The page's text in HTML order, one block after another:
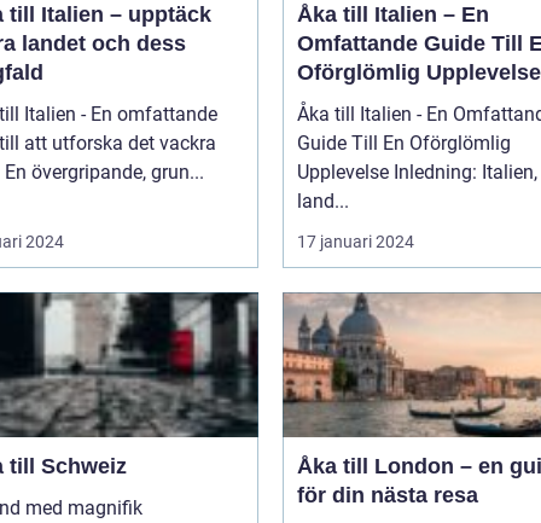
till Italien – upptäck
landet och dess
Italien - En omfattande
att utforska det vackra
landet En övergripande, grun...
2024
Åka till Italien – En
Omfattande Guide Till
Oförglömlig Upplevelse
Åka till Italien - En
Guide Till En Oförglömlig
Upplevelse Inledning: Italien, ett
land...
17 januari 2024
till Schweiz
med magnifik
Åka till London – en
för din nästa resa